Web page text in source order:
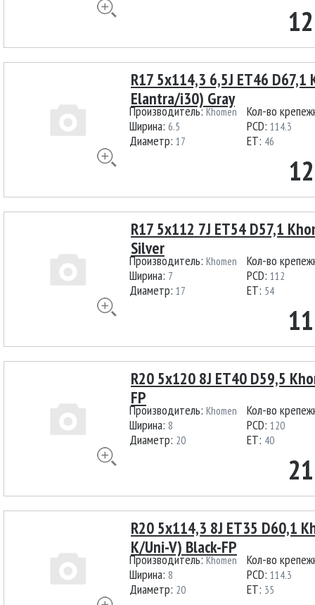
R17 5x114,3 6,5J ET46 D67,1
Elantra/i30) Gray
Производитель:Khomen
Ширина: 6.5
Диаметр: 17
Кол-во
PCD: 114.3
ET: 46
R17 5x112 7J ET54 D57,1
Silver
Производитель: Khomen
Ширина: 7
Диаметр: 17
Кол-во
PCD: 112
ET: 54
R20 5x120 8J ET40 D59,5
FP
Производитель: Khomen
Ширина: 8
Диаметр: 20
Кол-во
PCD: 120
ET: 40
R20 5x114,3 8J ET35 D60,1
K/Uni-V) Black-FP
Производитель:Khomen
Ширина: 8
Диаметр: 20
Кол-во
PCD: 114.3
ET: 35